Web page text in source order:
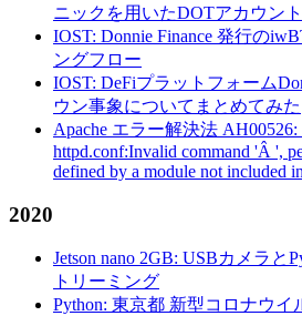
ニックを用いたDOTアカウン
IOST: Donnie Finance 発行の
ングフロー
IOST: DeFiプラットフォーム
ウン事象についてまとめてみた
Apache エラー解決法 AH00526:
httpd.conf:Invalid command 'Â ',
defined by a module not included
2020
Jetson nano 2GB: USBカメラと
トリーミング
Python: 東京都 新型コロナウイ